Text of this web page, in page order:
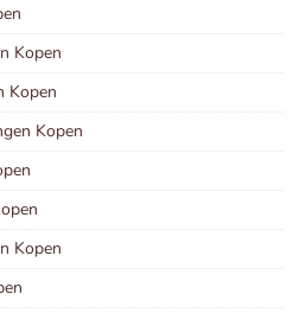
Kopen
Kopen
Kopen
Kopen